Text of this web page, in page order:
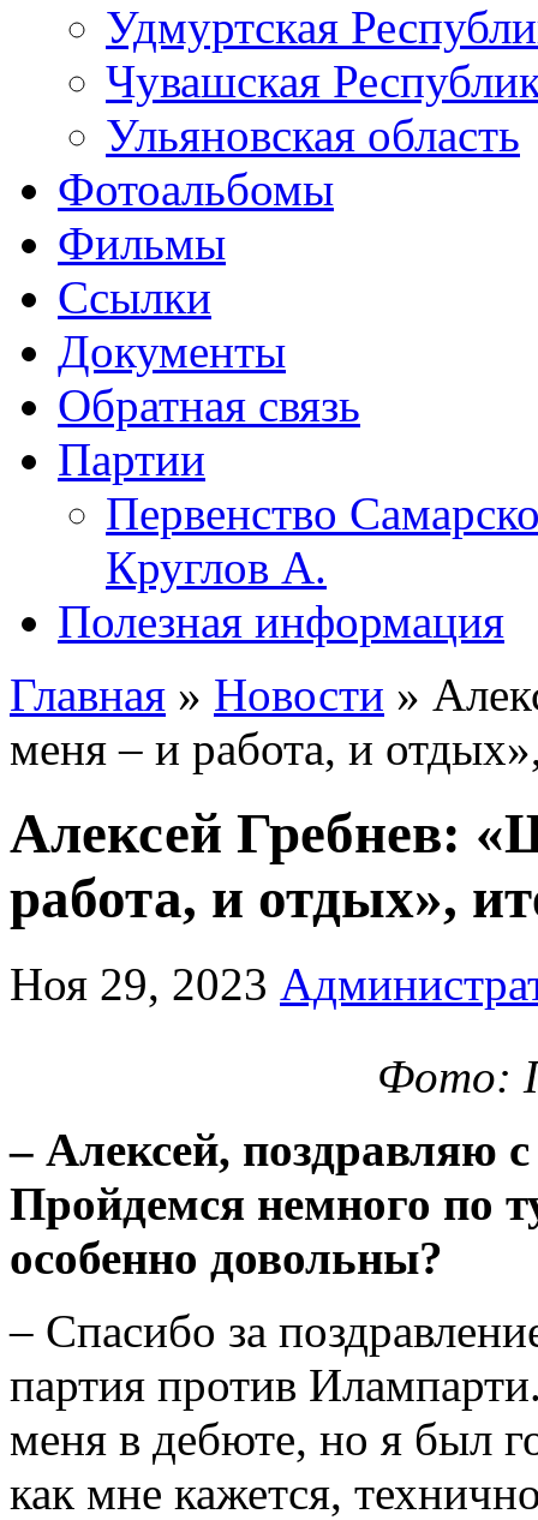
Удмуртская
Чувашская
Ульяновская область
Фотоальбомы
Фильмы
Ссылки
Документы
Обратная связь
Партии
Первенство
Круглов А.
Полезная информация
Главная » Новости »
меня – и работа, и
Алексей Гребнев:
работа, и отдых»,
Ноя 29, 2023
Фото:
– Алексей, поздравляю
Пройдемся немного по
особенно довольны?
– Спасибо за
партия против
меня в дебюте, но я был
как мне кажется,